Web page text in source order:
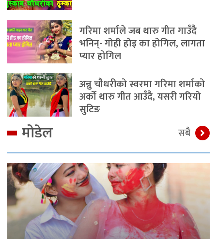
गरिमा शर्माले जब थारु गीत गाउँदै
भनिन्- गोही होइ का होगिल, लागता
प्यार होगिल
अन्नु चौधरीको स्वरमा गरिमा शर्माको
अर्को थारु गीत आउँदै, यसरी गरियो
सुटिङ
मोडेल सबै